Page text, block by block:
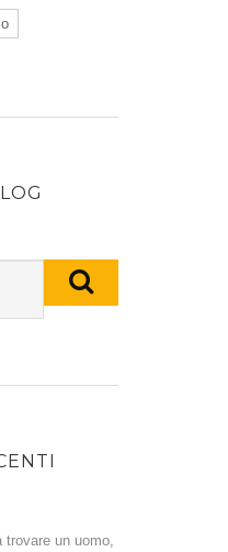
trovare un uomo,